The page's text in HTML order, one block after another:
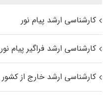
کارشناسی ارشد پیام نور
کارشناسی ارشد فراگیر پیام نور
کارشناسی ارشد خارج از کشور